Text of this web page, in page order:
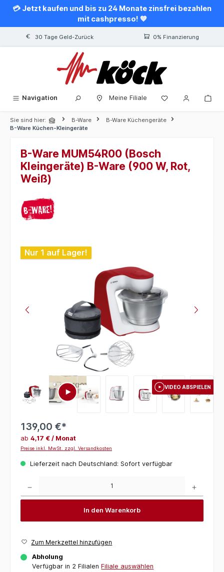
springen
💳 Jetzt kaufen und bis zu 24 Monate zinsfrei bezahlen
mit cashpresso! 💙
30 Tage Geld-Zurück 0% Finanzierung
Navigation Meine Filiale
Sie sind hier: B-Ware
B-Ware Küchengeräte
B-Ware Küchen-Kleingeräte
B-Ware MUM54R00 (Bosch
Kleingeräte) B-Ware (900 W, Rot,
Weiß)
Bildergalerie überspringen
Nur 1 auf Lager!
VIDEO ABSPIELEN
139,00 €*
ab 4,17 € / Monat
Preise inkl. MwSt. zzgl. Versandkosten
Lieferzeit nach Deutschland: Sofort verfügbar
In den Warenkorb
Zum Merkzettel hinzufügen
Abholung
Verfügbar in 2 Filialen Filiale auswählen